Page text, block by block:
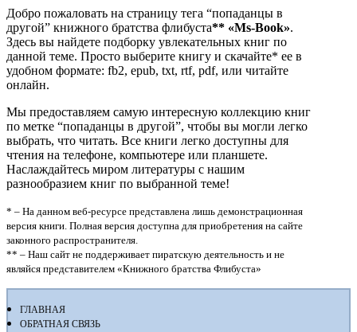
Добро пожаловать на страницу тега “попаданцы в
другой” книжного братства флибуста** «Ms-Book».
Здесь вы найдете подборку увлекательных книг по
данной теме. Просто выберите книгу и скачайте* ее в
удобном формате: fb2, epub, txt, rtf, pdf, или читайте
онлайн.
Мы предоставляем самую интересную коллекцию книг
по метке “попаданцы в другой”, чтобы вы могли легко
выбрать, что читать. Все книги легко доступны для
чтения на телефоне, компьютере или планшете.
Наслаждайтесь миром литературы с нашим
разнообразием книг по выбранной теме!
* – На данном веб-ресурсе представлена лишь демонстрационная
версия книги. Полная версия доступна для приобретения на сайте
законного распространителя.
** – Наш сайт не поддерживает пиратскую деятельность и не
являйся представителем «Книжного братства Флибуста»
ГЛАВНАЯ
ОБРАТНАЯ СВЯЗЬ